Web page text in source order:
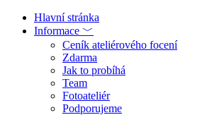
Hlavní stránka
Informace ﹀
Ceník ateliérového focení
Zdarma
Jak to probíhá
Team
Fotoateliér
Podporujeme